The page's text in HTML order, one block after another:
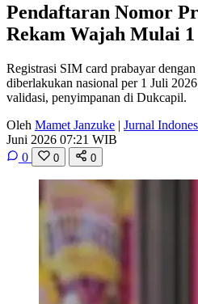
Pendaftaran Nomor
Rekam Wajah Mulai
Registrasi SIM card prabayar
diberlakukan nasional per 1 Juli
validasi, penyimpanan di Dukcapil.
Oleh Mamet Janzuke | Jurnal
Juni 2026 07:21 WIB
0
0 0